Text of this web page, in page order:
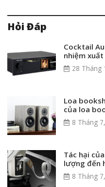
Hỏi Đáp
Cocktail
nhiệm
28 Tháng
Loa
của loa
8 Tháng
Tác hại
lượng đến
8 Tháng